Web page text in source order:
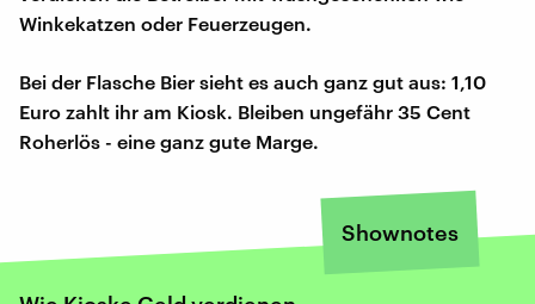
Winkekatzen oder Feuerzeugen.
Bei der Flasche Bier sieht es auch ganz gut aus: 1,10
Euro zahlt ihr am Kiosk. Bleiben ungefähr 35 Cent
Roherlös - eine ganz gute Marge.
Shownotes